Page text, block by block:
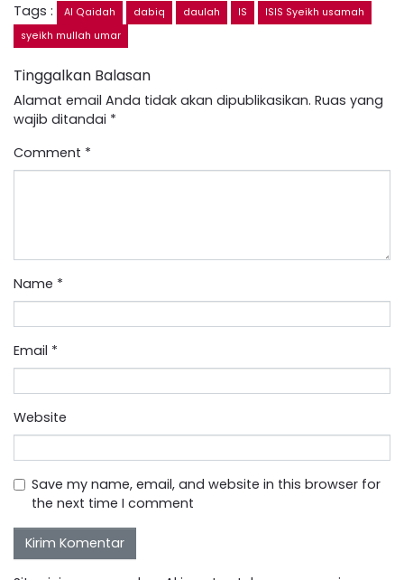
Tags : Al Qaidah dabiq daulah IS
ISIS Syeikh usamah
syeikh mullah umar
Tinggalkan Balasan
Alamat email Anda tidak akan dipublikasikan. Ruas yang
wajib ditandai *
Comment *
Name *
Email *
Website
Save my name, email, and website in this browser for
the next time I comment